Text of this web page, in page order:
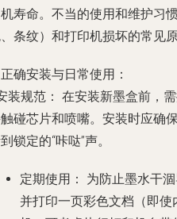
寿命。不当的使用和维护习
条纹）和打印机损坏的常见原
确安装与日常使用：
装规范： 在安装新墨盒前，
碰芯片和喷嘴。安装时应确
锁定的“咔哒”声。
定期使用：
为防止墨水干
并打印一页彩色文档（即